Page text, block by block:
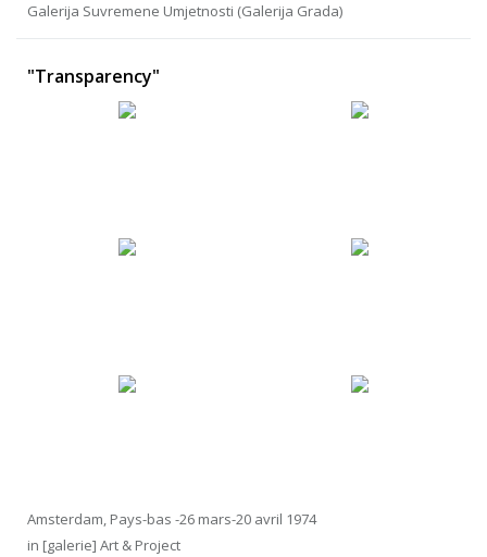
Galerija Suvremene Umjetnosti (Galerija Grada)
"Transparency"
Amsterdam, Pays-bas -26 mars-20 avril 1974
in [galerie] Art & Project